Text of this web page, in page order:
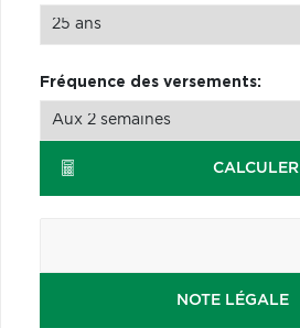
Fréquence des versements:
CALCULER
NOTE LÉGALE